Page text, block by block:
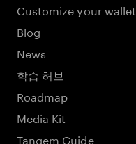
Customize your wallet
Blog
News
학습 허브
Roadmap
Media Kit
Tangem Guide